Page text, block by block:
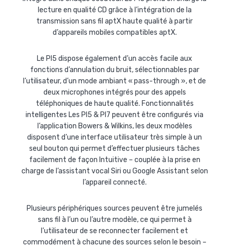
lecture en qualité CD grâce à l’intégration de la
transmission sans fil aptX haute qualité à partir
d’appareils mobiles compatibles aptX.
Le PI5 dispose également d’un accès facile aux
fonctions d’annulation du bruit, sélectionnables par
l’utilisateur, d’un mode ambiant « pass-through », et de
deux microphones intégrés pour des appels
téléphoniques de haute qualité. Fonctionnalités
intelligentes Les PI5 & PI7 peuvent être configurés via
l’application Bowers & Wilkins, les deux modèles
disposent d’une interface utilisateur très simple à un
seul bouton qui permet d’effectuer plusieurs tâches
facilement de façon Intuitive – couplée à la prise en
charge de l’assistant vocal Siri ou Google Assistant selon
l’appareil connecté.
Plusieurs périphériques sources peuvent être jumelés
sans fil à l’un ou l’autre modèle, ce qui permet à
l’utilisateur de se reconnecter facilement et
commodément à chacune des sources selon le besoin –